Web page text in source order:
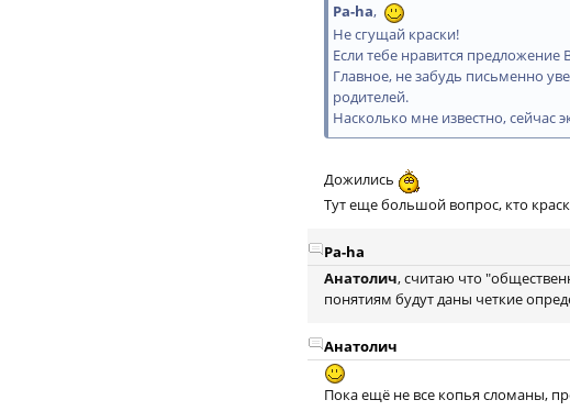
Pa-ha,
Не сгущай краски!
Если тебе нравится
Главное, не забудь письменно
родителей.
Насколько мне известно, сейчас
Дожились
Тут еще большой вопрос, кто
Pa-ha
Анатолич, считаю что
понятиям будут даны четкие
Анатолич
Пока ещё не все копья сломаны,